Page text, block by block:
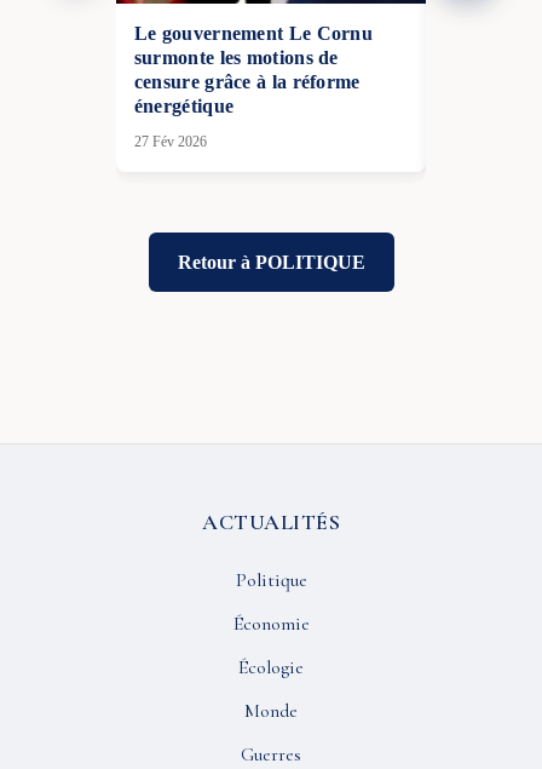
Le gouvernement Le Cornu
surmonte les motions de
censure grâce à la réforme
énergétique
27 Fév 2026
Retour à POLITIQUE
ACTUALITÉS
Politique
Économie
Écologie
Monde
Guerres